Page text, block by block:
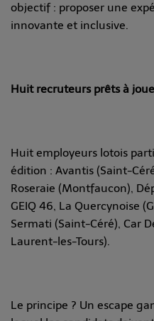
objectif : proposer une
innovante et inclusive.
Huit recruteurs prêts à
Huit employeurs lotois
édition : Avantis (Saint-
Roseraie (Montfaucon),
GEIQ 46, La Quercynoise
Sermati (Saint-Céré), Car
Laurent-les-Tours).
Le principe ? Un escape